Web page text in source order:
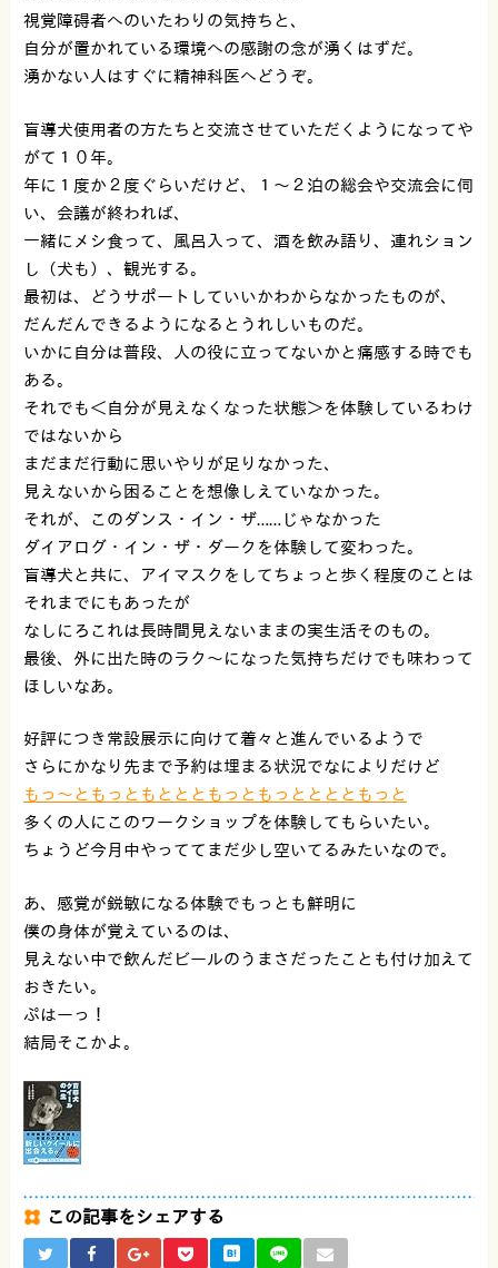
視覚障碍者へのいたわりの気持ちと、
自分が置かれている環境への感謝の念が湧くはずだ。
湧かない人はすぐに精神科医へどうぞ。
盲導犬使用者の方たちと交流させていただくようになってや
がて１０年。
年に１度か２度ぐらいだけど、１〜２泊の総会や交流会に伺
い、会議が終われば、
一緒にメシ食って、風呂入って、酒を飲み語り、連れション
し（犬も）、観光する。
最初は、どうサポートしていいかわからなかったものが、
だんだんできるようになるとうれしいものだ。
いかに自分は普段、人の役に立ってないかと痛感する時でも
ある。
それでも＜自分が見えなくなった状態＞を体験しているわけ
ではないから
まだまだ行動に思いやりが足りなかった、
見えないから困ることを想像しえていなかった。
それが、このダンス・イン・ザ……じゃなかった
ダイアログ・イン・ザ・ダークを体験して変わった。
盲導犬と共に、アイマスクをしてちょっと歩く程度のことは
それまでにもあったが
なしにろこれは長時間見えないままの実生活そのもの。
最後、外に出た時のラク〜になった気持ちだけでも味わって
ほしいなあ。
好評につき常設展示に向けて着々と進んでいるようで
さらにかなり先まで予約は埋まる状況でなによりだけど
もっ〜ともっともととともっともっとととともっと
多くの人にこのワークショップを体験してもらいたい。
ちょうど今月中やっててまだ少し空いてるみたいなので。
あ、感覚が鋭敏になる体験でもっとも鮮明に
僕の身体が覚えているのは、
見えない中で飲んだビールのうまさだったことも付け加えて
おきたい。
ぷはーっ！
結局そこかよ。
この記事をシェアする